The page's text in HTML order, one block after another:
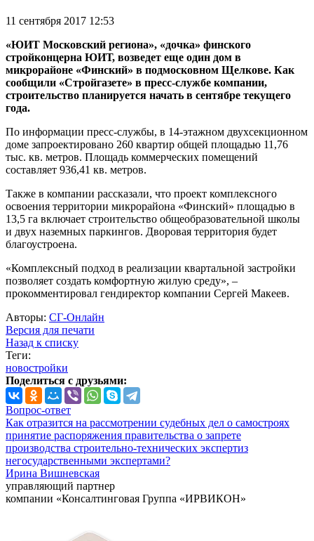
11 сентября 2017 12:53
«ЮИТ Московский региона», «дочка» финского
стройконцерна ЮИТ, возведет еще один дом в
микрорайоне «Финский» в подмосковном Щелкове. Как
сообщили «Стройгазете» в пресс-службе компании,
строительство планируется начать в сентябре текущего
года.
По информации пресс-службы, в 14-этажном двухсекционном
доме запроектировано 260 квартир общей площадью 11,76
тыс. кв. метров. Площадь коммерческих помещений
составляет 936,41 кв. метров.
Также в компании рассказали, что проект комплексного
освоения территории микрорайона «Финский» площадью в
13,5 га включает строительство общеобразовательной школы
и двух наземных паркингов. Дворовая территория будет
благоустроена.
«Комплексный подход в реализации квартальной застройки
позволяет создать комфортную жилую среду», –
прокомментировал гендиректор компании Сергей Макеев.
Авторы: СГ-Онлайн
Версия для печати
Назад к списку
Теги:
новостройки
Поделиться с друзьями:
Вопрос-ответ
Как отразится на рассмотрении судебных дел о самостроях
принятие распоряжения правительства о запрете
производства строительно-технических экспертиз
негосударственными экспертами?
Ирина Вишневская
управляющий партнер
компании «Консалтинговая Группа «ИРВИКОН»